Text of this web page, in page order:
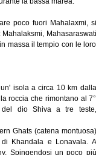
poco fuori Mahalaxmi, si
Mahasaraswati
massa il tempio con le loro
isola a circa 10 km dalla
roccia che rimontano al 7°
del dio Shiva a tre teste,
Ghats (catena montuosa)
Khandala e Lonavala. A
Spingendosi un poco più